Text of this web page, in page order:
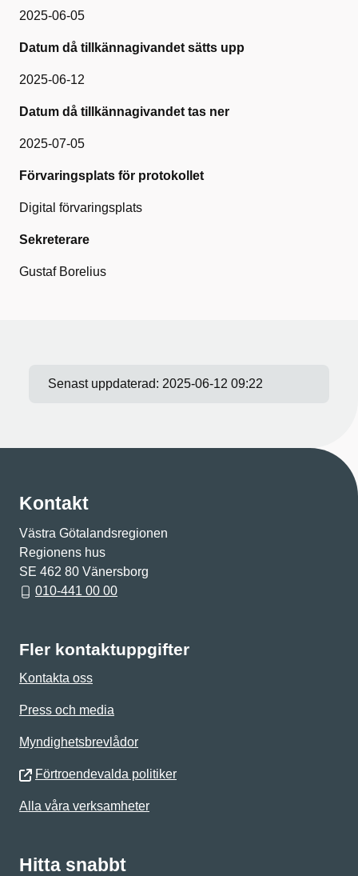
2025-06-05
Datum då tillkännagivandet sätts upp
2025-06-12
Datum då tillkännagivandet tas ner
2025-07-05
Förvaringsplats för protokollet
Digital förvaringsplats
Sekreterare
Gustaf Borelius
Senast uppdaterad: 2025-06-12 09:22
Kontakt
Västra Götalandsregionen
Regionens hus
SE 462 80 Vänersborg
010-441 00 00
Fler kontaktuppgifter
Kontakta oss
Press och media
Myndighetsbrevlådor
Förtroendevalda politiker
Alla våra verksamheter
Hitta snabbt